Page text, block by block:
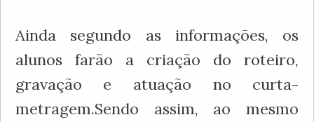
Ainda segundo as informações, os
alunos farão a criação do roteiro,
gravação e atuação no curta-
metragem.Sendo assim, ao mesmo